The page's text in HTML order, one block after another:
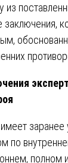
заключения,
заранее
по
полном